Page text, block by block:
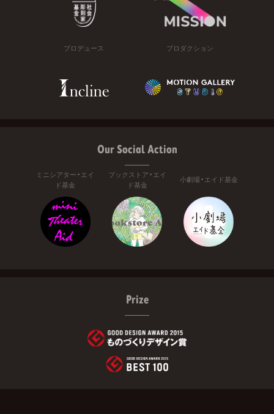
プロデュース プロダクション
Our Social Action
ミニシアター・エイ
ド基金
ブックストア・エイ
ド基金
小劇場・エイド基金
Prize